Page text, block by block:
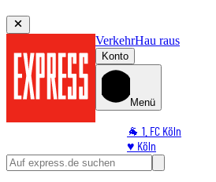
VerkehrHau raus
Konto
Menü
🐐 1. FC Köln
♥️ Köln
⭐ Promi